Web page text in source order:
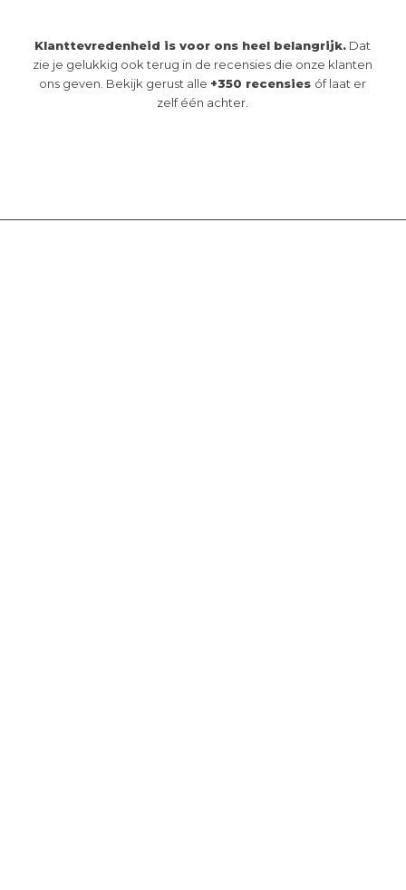
Klanttevredenheid is voor ons heel belangrijk. Dat
zie je gelukkig ook terug in de recensies die onze klanten
ons geven. Bekijk gerust alle +350 recensies óf laat er
zelf één achter.